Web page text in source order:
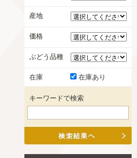
産地
価格
ぶどう品種
在庫 在庫あり
キーワードで検索